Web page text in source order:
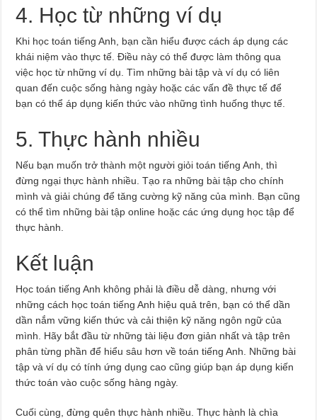
4. Học từ những ví dụ
Khi học toán tiếng Anh, bạn cần hiểu được cách áp dụng các
khái niệm vào thực tế. Điều này có thể được làm thông qua
việc học từ những ví dụ. Tìm những bài tập và ví dụ có liên
quan đến cuộc sống hàng ngày hoặc các vấn đề thực tế để
bạn có thể áp dụng kiến thức vào những tình huống thực tế.
5. Thực hành nhiều
Nếu bạn muốn trở thành một người giỏi toán tiếng Anh, thì
đừng ngại thực hành nhiều. Tạo ra những bài tập cho chính
mình và giải chúng để tăng cường kỹ năng của mình. Bạn cũng
có thể tìm những bài tập online hoặc các ứng dụng học tập để
thực hành.
Kết luận
Học toán tiếng Anh không phải là điều dễ dàng, nhưng với
những cách học toán tiếng Anh hiệu quả trên, bạn có thể dần
dần nắm vững kiến thức và cải thiện kỹ năng ngôn ngữ của
mình. Hãy bắt đầu từ những tài liệu đơn giản nhất và tập trên
phân từng phần để hiểu sâu hơn về toán tiếng Anh. Những bài
tập và ví dụ có tính ứng dụng cao cũng giúp bạn áp dụng kiến
thức toán vào cuộc sống hàng ngày.
Cuối cùng, đừng quên thực hành nhiều. Thực hành là chìa